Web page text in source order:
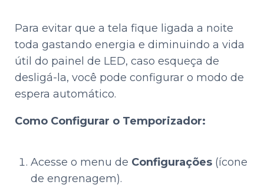
Para evitar que a tela fique ligada a noite
toda gastando energia e diminuindo a vida
útil do painel de LED, caso esqueça de
desligá-la, você pode configurar o modo de
espera automático.
Como Configurar o Temporizador:
Acesse o menu de Configurações (ícone
de engrenagem).